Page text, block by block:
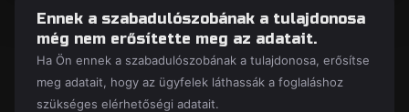
Ennek a szabadulószobának a tulajdonosa
még nem erősítette meg az adatait.
Ha Ön ennek a szabadulószobának a tulajdonosa, erősítse
meg adatait, hogy az ügyfelek láthassák a foglaláshoz
szükséges elérhetőségi adatait.